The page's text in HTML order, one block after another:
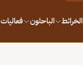
الخرائط الباحثون فعاليات